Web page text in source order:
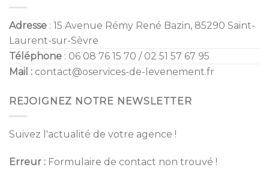
Adresse : 15 Avenue Rémy René Bazin, 85290 Saint-
Laurent-sur-Sèvre
Téléphone : 06 08 76 15 70 / 02 51 57 67 95
Mail : contact@oservices-de-levenement.fr
REJOIGNEZ NOTRE NEWSLETTER
Suivez l'actualité de votre agence !
Erreur : Formulaire de contact non trouvé !